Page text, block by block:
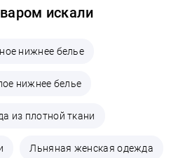
искали
нижнее белье
нижнее белье
из плотной ткани
Льняная женская одежда